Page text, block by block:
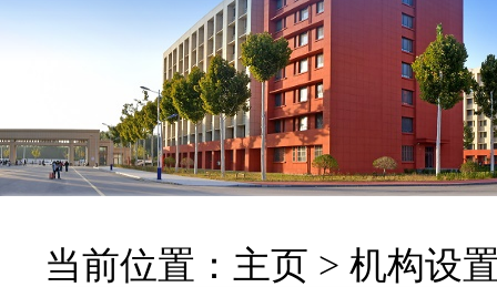
当前位置： 主页 > 机构设